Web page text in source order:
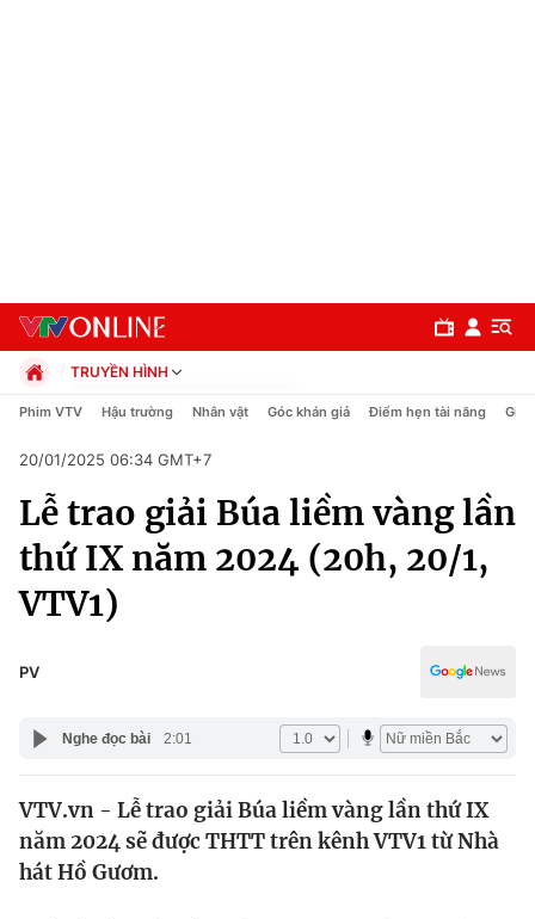
Chuyên mục
Chính trị
Xã hội
Pháp luật
Y tế
Thế giới
Tin tức
Kinh tế
TRUYỀN HÌNH
Chính trị
Pháp luật
Kinh tế
Thể thao
Truyền hình
Văn hóa - Giải trí
Y tế
Phim VTV Hậu trường Nhân vật Góc khán giả Điểm hẹn tài năng Giải
20/01/2025 06:34 GMT+7
Lễ trao giải Búa liềm vàng lần
thứ IX năm 2024 (20h, 20/1,
VTV1)
PV
Nghe đọc bài 2:01
VTV.vn - Lễ trao giải Búa liềm vàng lần thứ IX
năm 2024 sẽ được THTT trên kênh VTV1 từ Nhà
hát Hồ Gươm.